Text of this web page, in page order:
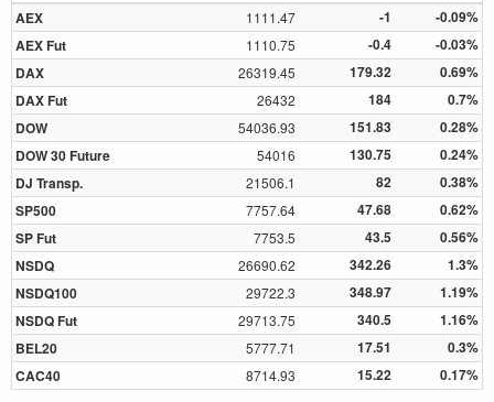
AEX
1111.47 -1
-0.09%
AEX Fut
1110.75 -0.4
-0.03%
DAX
26319.45 179.32
0.69%
DAX Fut
26432 184
0.7%
DOW
54036.93 151.83
0.28%
DOW 30 Future
54016 130.75
0.24%
DJ Transp.
21506.1 82
0.38%
SP500
7757.64 47.68
0.62%
SP Fut
7753.5 43.5
0.56%
NSDQ
26690.62 342.26
1.3%
NSDQ100
29722.3 348.97
1.19%
NSDQ Fut
29713.75 340.5
1.16%
BEL20
5777.71 17.51
0.3%
CAC40
8714.93 15.22 0.17%